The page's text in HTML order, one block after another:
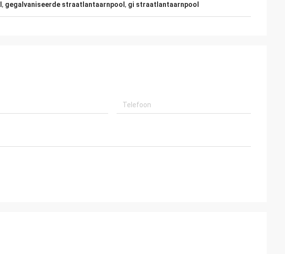
, gegalvaniseerde straatlantaarnpool , gi straatlantaarnpool